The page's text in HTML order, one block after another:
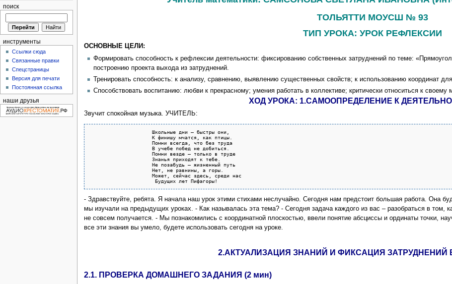
ТОЛЬЯТТИ МОУСШ № 93
ТИП УРОКА: УРОК РЕФЛЕКСИИ
ОСНОВНЫЕ ЦЕЛИ:
Формировать способность к рефлексии деятельности: фиксированию собственных затруднений по теме:
построению проекта выхода из затруднений.
Тренировать способность: к анализу, сравнению, выявлению существенных свойств; к использованию координат
Способствовать воспитанию: любви к прекрасному; умения работать в коллективе; критически относиться к
ХОД УРОКА: 1.САМООПРЕДЕЛЕНИЕ К
Звучит спокойная музыка. УЧИТЕЛЬ:
                     Школьные дни – быстры они,
                     К финишу мчатся, как птицы.
                     Помни всегда, что без труда
                     В учебе побед не добиться.
                     Помни везде – только в труде
                     Знанья приходят к тебе.
                     Не позабудь – жизненный путь
                     Нет, не равнины, а горы.
                     Может, сейчас здесь, среди нас
- Здравствуйте, ребята. Я начала наш урок этими стихами неслучайно. Сегодня нам предстоит большая работа. Она
мы изучали на предыдущих уроках. - Как называлась эта тема? - Сегодня задача каждого из вас – разобраться в том,
не совсем получается. - Мы познакомились с координатной плоскостью, ввели понятие абсциссы и ординаты точки,
все эти знания вы умело, будете использовать сегодня на уроке.
2.АКТУАЛИЗАЦИЯ ЗНАНИЙ И ФИКСАЦИЯ ЗАТРУДНЕНИЙ
2.1. ПРОВЕРКА ДОМАШНЕГО ЗАДАНИЯ (2 мин)
поиск
инструменты
Ссылки сюда
Связанные правки
Спецстраницы
Версия для печати
Постоянная ссылка
наши друзья